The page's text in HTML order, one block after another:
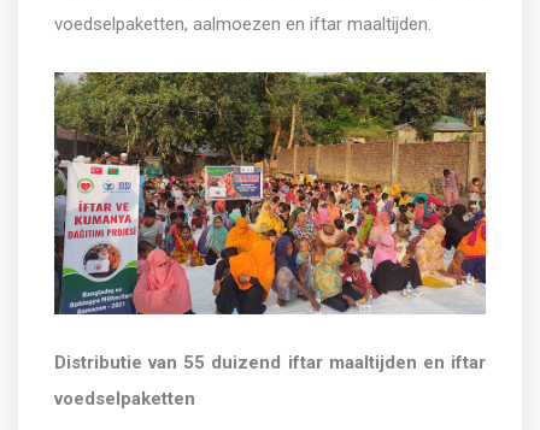
voedselpaketten, aalmoezen en iftar maaltijden.
Distributie van 55 duizend iftar maaltijden en iftar
voedselpaketten